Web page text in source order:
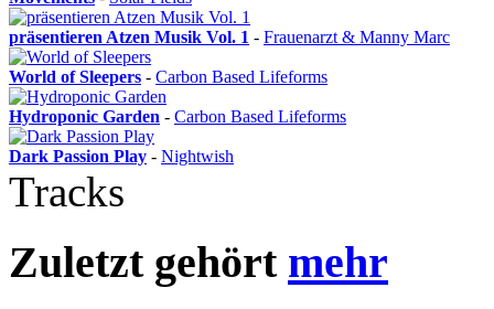
präsentieren Atzen Musik Vol. 1 - Frauenarzt & Manny Marc
World of Sleepers - Carbon Based Lifeforms
Hydroponic Garden - Carbon Based Lifeforms
Dark Passion Play - Nightwish
Tracks
Zuletzt gehört mehr